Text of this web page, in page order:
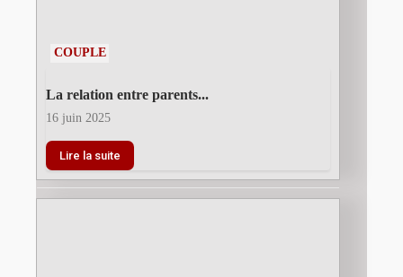
COUPLE
La relation entre parents...
16 juin 2025
Lire la suite